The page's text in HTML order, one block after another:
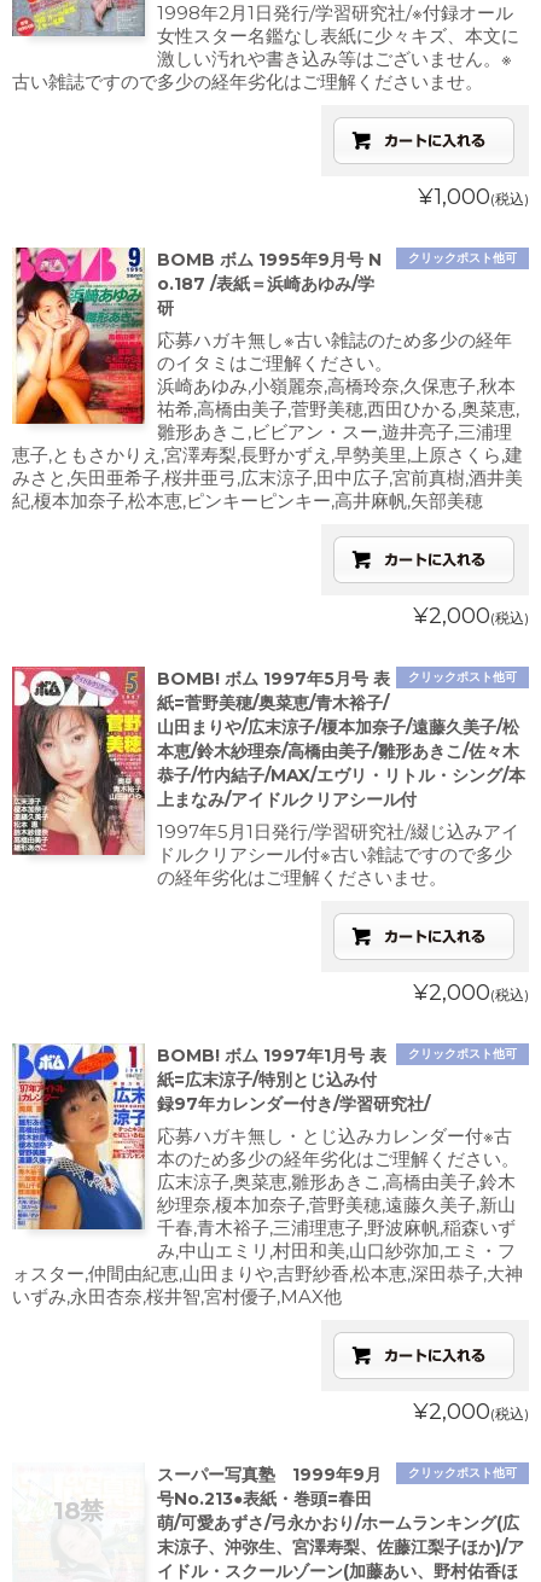
1998年2月1日発行/学習研究社/※付録オール
女性スター名鑑なし表紙に少々キズ、本文に
激しい汚れや書き込み等はございません。※
古い雑誌ですので多少の経年劣化はご理解くださいませ。
¥1,000(税込)
クリックポスト他可
BOMB ボム 1995年9月号 N
o.187 /表紙＝浜崎あゆみ/学
研
応募ハガキ無し※古い雑誌のため多少の経年
のイタミはご理解ください。
浜崎あゆみ,小嶺麗奈,高橋玲奈,久保恵子,秋本
祐希,高橋由美子,菅野美穂,西田ひかる,奥菜恵,
雛形あきこ,ビビアン・スー,遊井亮子,三浦理
恵子,ともさかりえ,宮澤寿梨,長野かずえ,早勢美里,上原さくら,建
みさと,矢田亜希子,桜井亜弓,広末涼子,田中広子,宮前真樹,酒井美
紀,榎本加奈子,松本恵,ピンキーピンキー,高井麻帆,矢部美穂
¥2,000(税込)
クリックポスト他可
BOMB! ボム 1997年5月号 表
紙=菅野美穂/奥菜恵/青木裕子/
山田まりや/広末涼子/榎本加奈子/遠藤久美子/松
本恵/鈴木紗理奈/高橋由美子/雛形あきこ/佐々木
恭子/竹内結子/MAX/エヴリ・リトル・シング/本
上まなみ/アイドルクリアシール付
1997年5月1日発行/学習研究社/綴じ込みアイ
ドルクリアシール付※古い雑誌ですので多少
の経年劣化はご理解くださいませ。
¥2,000(税込)
クリックポスト他可
BOMB! ボム 1997年1月号 表
紙=広末涼子/特別とじ込み付
録97年カレンダー付き/学習研究社/
応募ハガキ無し・とじ込みカレンダー付※古
本のため多少の経年劣化はご理解ください。
広末涼子,奥菜恵,雛形あきこ,高橋由美子,鈴木
紗理奈,榎本加奈子,菅野美穂,遠藤久美子,新山
千春,青木裕子,三浦理恵子,野波麻帆,稲森いず
み,中山エミリ,村田和美,山口紗弥加,エミ・フ
ォスター,仲間由紀恵,山田まりや,吉野紗香,松本恵,深田恭子,大神
いずみ,永田杏奈,桜井智,宮村優子,MAX他
¥2,000(税込)
クリックポスト他可
スーパー写真塾 1999年9月
号No.213●表紙・巻頭=春田
萌/可愛あずさ/弓永かおり/ホームランキング(広
末涼子、沖弥生、宮澤寿梨、佐藤江梨子ほか)/ア
イドル・スクールゾーン(加藤あい、野村佑香ほ